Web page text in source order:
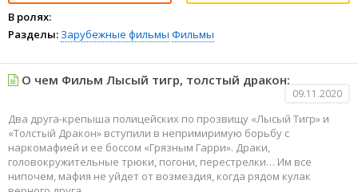
В ролях:
Разделы: Зарубежные фильмы Фильмы
О чем Фильм Лысый тигр, толстый дракон:
09.11.2020
Два друга-крепыша полицейских по прозвищу «Лысый Тигр» и
«Толстый Дракон» вступили в непримиримую борьбу с
наркомафией и ее боссом «Грязным Гарри». Драки,
головокружительные трюки, погони, перестрелки… Им все
нипочем, мафия не уйдет от возмездия, когда рядом кулак